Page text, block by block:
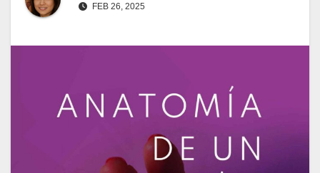
FEB 26, 2025